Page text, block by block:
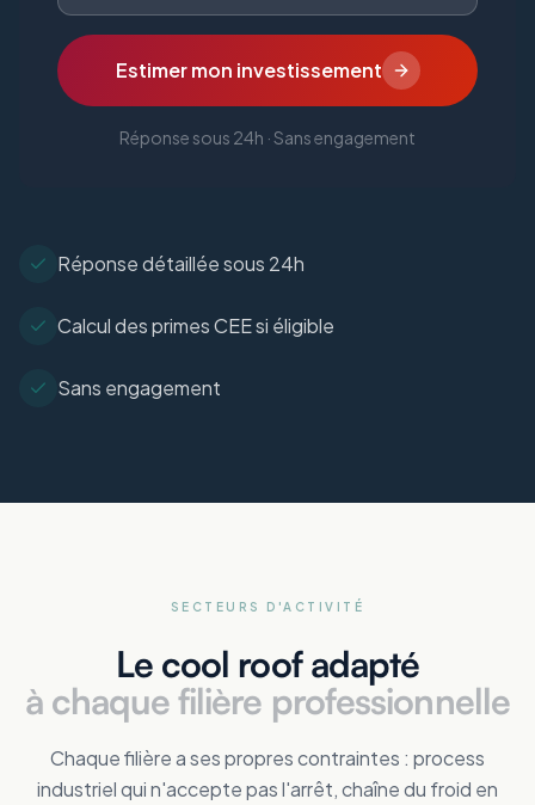
Estimer mon investissement
Réponse sous 24h · Sans engagement
Réponse détaillée sous 24h
Calcul des primes CEE si éligible
Sans engagement
SECTEURS D'ACTIVITÉ
Le cool roof adapté
à chaque filière professionnelle
Chaque filière a ses propres contraintes : process
industriel qui n'accepte pas l'arrêt, chaîne du froid en